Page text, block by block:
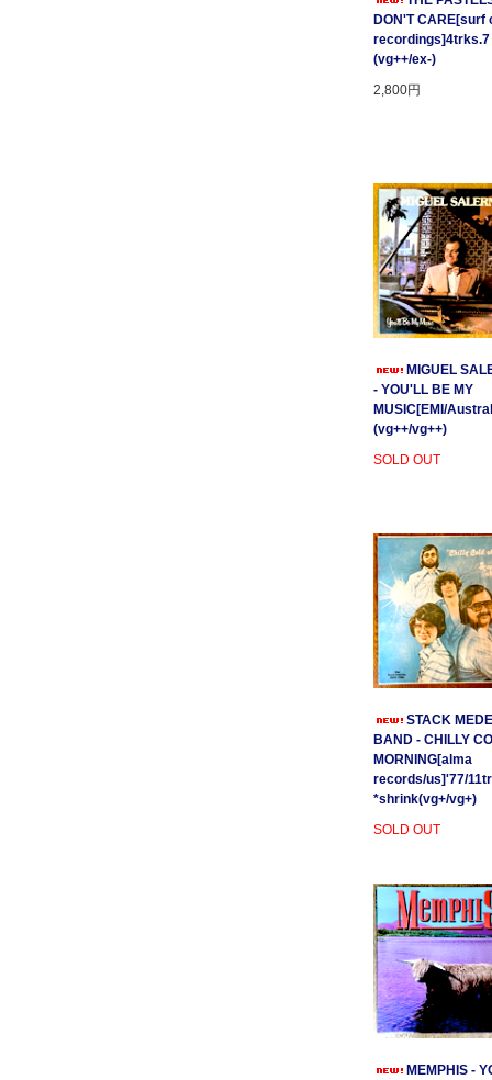
DON'T CARE[surf
recordings]4trks.7
(vg++/ex-)
2,800円
MIGUEL
- YOU'LL BE MY
MUSIC[EMI/
(vg++/vg++)
SOLD OUT
STACK
BAND - CHILLY
MORNING[alma
records/us]'77/
*shrink(vg+/vg+)
SOLD OUT
MEMPHIS -